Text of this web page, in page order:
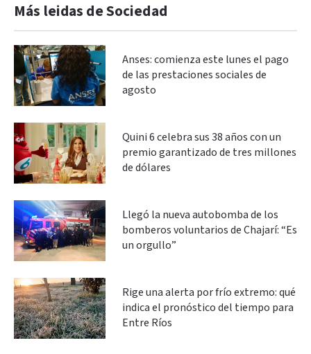
Más leidas de Sociedad
Anses: comienza este lunes el pago
de las prestaciones sociales de
agosto
Quini 6 celebra sus 38 años con un
premio garantizado de tres millones
de dólares
Llegó la nueva autobomba de los
bomberos voluntarios de Chajarí: “Es
un orgullo”
Rige una alerta por frío extremo: qué
indica el pronóstico del tiempo para
Entre Ríos